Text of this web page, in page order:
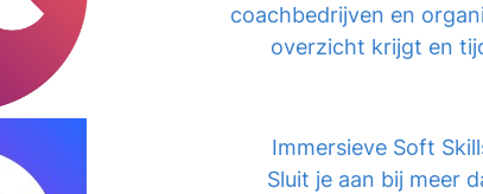
coachbedrijven en
overzicht krijgt en
Immersieve Soft
Sluit je aan bij meer